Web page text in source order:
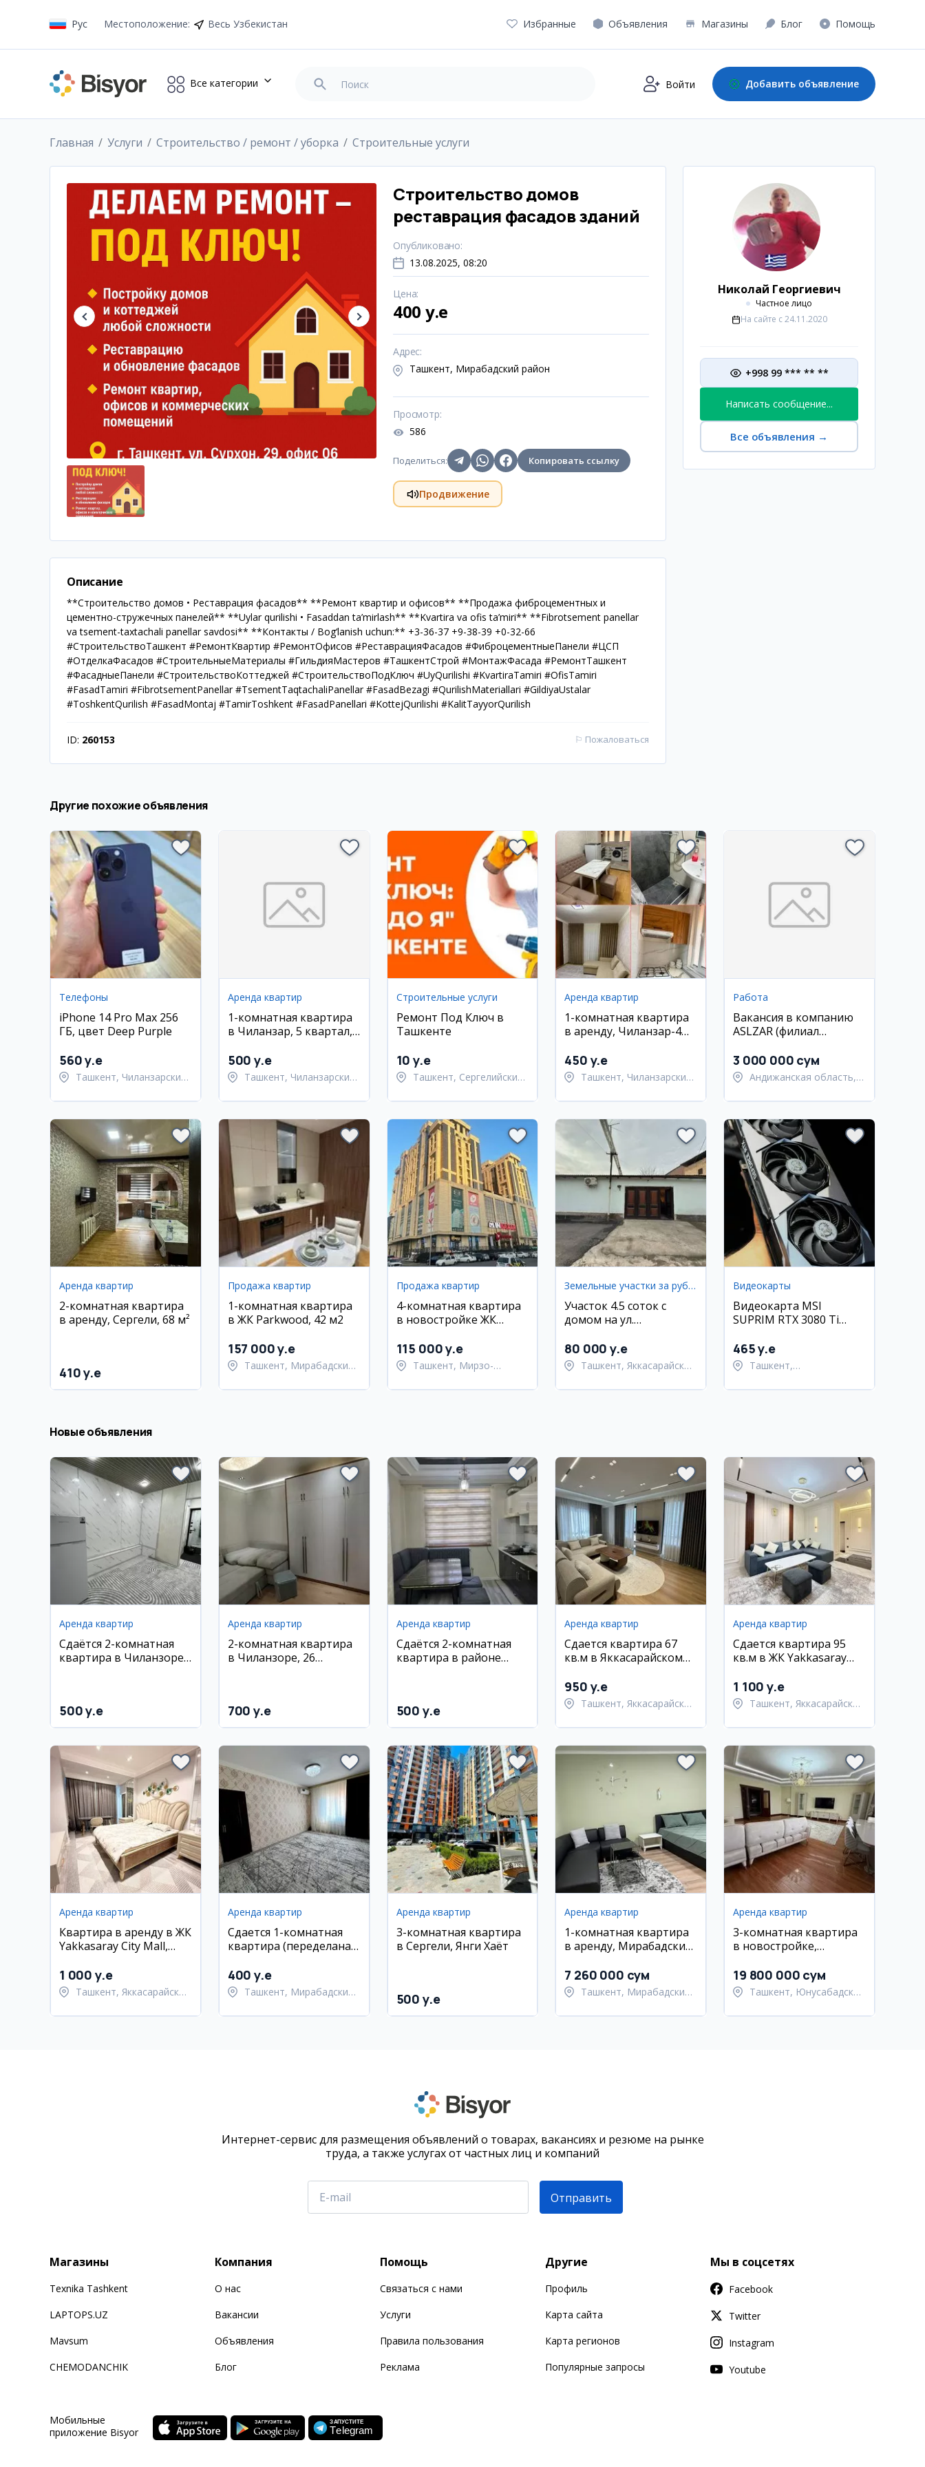
Рус Местоположение: Весь Узбекистан Избранные Объявления Магазины Блог Помощь
Все категории Войти Добавить объявление
Главная Услуги Строительство / ремонт / уборка Cтроительные услуги
Строительство домов
реставрация фасадов зданий
Опубликовано:
13.08.2025, 08:20
Цена:
400 y.e
Адрес:
Ташкент, Мирабадский район
Просмотр:
586
Поделиться: Копировать ссылку
Продвижение
Описание
**Строительство домов • Реставрация фасадов** **Ремонт квартир и офисов** **Продажа фиброцементных и
цементно-стружечных панелей** **Uylar qurilishi • Fasaddan ta’mirlash** **Kvartira va ofis ta’miri** **Fibrotsement panellar
va tsement-taxtachali panellar savdosi** **Контакты / Bog‘lanish uchun:** +3-36-37 +9-38-39 +0-32-66
#СтроительствоТашкент #РемонтКвартир #РемонтОфисов #РеставрацияФасадов #ФиброцементныеПанели #ЦСП
#ОтделкаФасадов #СтроительныеМатериалы #ГильдияМастеров #ТашкентСтрой #МонтажФасада #РемонтТашкент
#ФасадныеПанели #СтроительствоКоттеджей #СтроительствоПодКлюч #UyQurilishi #KvartiraTamiri #OfisTamiri
#FasadTamiri #FibrotsementPanellar #TsementTaqtachaliPanellar #FasadBezagi #QurilishMateriallari #GildiyaUstalar
#ToshkentQurilish #FasadMontaj #TamirToshkent #FasadPanellari #KottejQurilishi #KalitTayyorQurilish
ID: 260153 ⚐ Пожаловаться
Николай Георгиевич
Частное лицо
На сайте с 24.11.2020
+998 99 *** ** **
Написать сообщение...
Все объявления →
Другие похожие объявления
Телефоны
iPhone 14 Pro Max 256
ГБ, цвет Deep Purple
560 y.e
Ташкент, Чиланзарский
Аренда квартир
1-комнатная квартира
в Чиланзар, 5 квартал,
500 y.e
Ташкент, Чиланзарский
Cтроительные услуги
Ремонт Под Ключ в
Ташкенте
10 y.e
Ташкент, Сергелийский
Аренда квартир
1-комнатная квартира
в аренду, Чиланзар-4
ремонт, мебель и
техника
450 y.e
Ташкент, Чиланзарский
Работа
Вакансия в компанию
ASLZAR (филиал
3 000 000 сум
Андижанская область,
Аренда квартир
2-комнатная квартира
в аренду, Сергели, 68 м²
410 y.e
Продажа квартир
1-комнатная квартира
в ЖК Parkwood, 42 м2
157 000 y.e
Ташкент, Мирабадский
Продажа квартир
4-комнатная квартира
в новостройке ЖК
115 000 y.e
Ташкент, Мирзо-
Земельные участки за рубежом
Участок 4.5 соток с
домом на ул.
Яккасарайский район
80 000 y.e
Ташкент, Яккасарайский
Видеокарты
Видеокарта MSI
SUPRIM RTX 3080 Ti
465 y.e
Ташкент,
Новые объявления
Аренда квартир
Сдаётся 2-комнатная
квартира в Чиланзоре,
500 y.e
Аренда квартир
2-комнатная квартира
в Чиланзоре, 26
700 y.e
Аренда квартир
Сдаётся 2-комнатная
квартира в районе
500 y.e
Аренда квартир
Сдается квартира 67
кв.м в Яккасарайском
950 y.e
Ташкент, Яккасарайский
Аренда квартир
Сдается квартира 95
кв.м в ЖК Yakkasaray
район
1 100 y.e
Ташкент, Яккасарайский
Аренда квартир
Квартира в аренду в ЖК
Yakkasaray City Mall,
95 кв.м.
1 000 y.e
Ташкент, Яккасарайский
Аренда квартир
Сдается 1-комнатная
квартира (переделана
Мирабаде, 5-й массив,
рядом с метро Кийот
400 y.e
Ташкент, Мирабадский
Аренда квартир
3-комнатная квартира
в Сергели, Янги Хаёт
500 y.e
Аренда квартир
1-комнатная квартира
в аренду, Мирабадский
7 260 000 сум
Ташкент, Мирабадский
Аренда квартир
3-комнатная квартира
в новостройке,
Ц-2
19 800 000 сум
Ташкент, Юнусабадский
Интернет-сервис для размещения объявлений о товарах, вакансиях и резюме на рынке
труда, а также услугах от частных лиц и компаний
Отправить
Магазины
Texnika Tashkent
LAPTOPS.UZ
Mavsum
CHEMODANCHIK
Компания
О нас
Вакансии
Объявления
Блог
Помощь
Связаться с нами
Услуги
Правила пользования
Реклама
Другие
Профиль
Карта сайта
Карта регионов
Популярные запросы
Мы в соцсетях
Facebook
Twitter
Instagram
Youtube
Мобильные
приложение Bisyor